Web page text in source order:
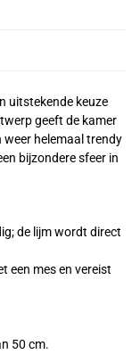
uitstekende keuze
geeft de kamer
weer helemaal trendy
bijzondere sfeer in
de lijm wordt direct
een mes en vereist
50 cm.